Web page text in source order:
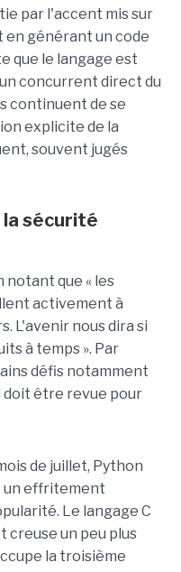
par l'accent mis sur
en générant un code
que le langage est
concurrent direct du
continuent de se
explicite de la
souvent jugés
la sécurité
que « les
activement à
L'avenir nous dira si
à temps ». Par
défis notamment
doit être revue pour
de juillet, Python
un effritement
Le langage C
creuse un peu plus
la troisième